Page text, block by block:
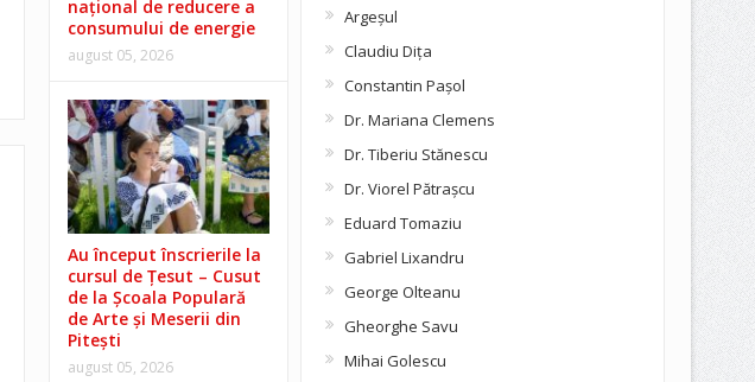
național de reducere a
consumului de energie
august 05, 2026
Au început înscrierile la
cursul de Țesut – Cusut
de la Școala Populară
de Arte și Meserii din
Pitești
august 05, 2026
Argeşul
Claudiu Diţa
Constantin Pașol
Dr. Mariana Clemens
Dr. Tiberiu Stănescu
Dr. Viorel Pătraşcu
Eduard Tomaziu
Gabriel Lixandru
George Olteanu
Gheorghe Savu
Mihai Golescu